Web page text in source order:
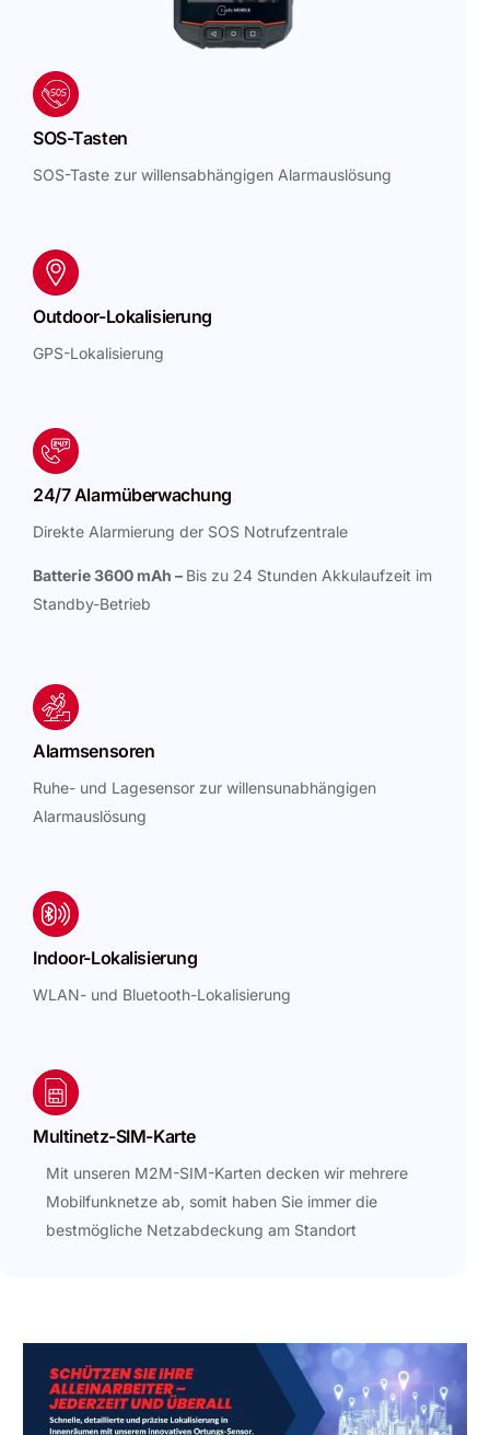
SOS-Tasten
SOS-Taste zur willensabhängigen Alarmauslösung
Outdoor-Lokalisierung
GPS-Lokalisierung
24/7 Alarmüberwachung
Direkte Alarmierung der SOS Notrufzentrale
Batterie 3600 mAh – Bis zu 24 Stunden Akkulaufzeit im
Standby-Betrieb
Alarmsensoren
Ruhe- und Lagesensor zur willensunabhängigen
Alarmauslösung
Indoor-Lokalisierung
WLAN- und Bluetooth-Lokalisierung
Multinetz-SIM-Karte
Mit unseren M2M-SIM-Karten decken wir mehrere
Mobilfunknetze ab, somit haben Sie immer die
bestmögliche Netzabdeckung am Standort